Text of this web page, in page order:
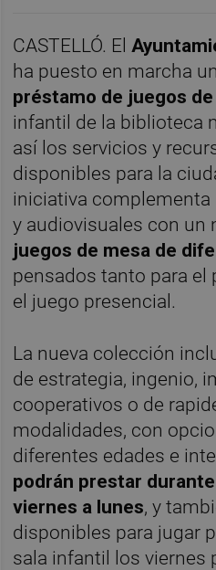
CASTELLÓ. El
ha puesto en marcha
préstamo de juegos
infantil de la biblioteca
así los servicios y
disponibles para la
iniciativa
y audiovisuales con un
juegos de mesa de
pensados tanto para el
el juego presencial.
La nueva colección
de estrategia, ingenio,
cooperativos o de
modalidades, con
diferentes edades e
podrán prestar
viernes a lunes, y
disponibles para jugar
sala infantil los viernes